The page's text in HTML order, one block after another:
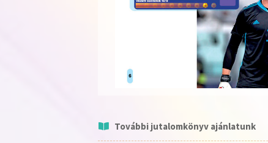
További jutalomkönyv ajánlatunk